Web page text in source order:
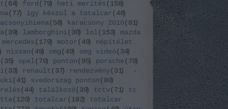
(64) ford (79) heti merítés(158)
(77) így készül a totalcar(48)
(58) karacsony 2010(81)
(39) lamborghini(30) lol(153)
mazda
mercedes(179) motor(49)
népítélet
nissan(49) omg(49) omg videó(34)
(35) opel(70) ponton(95) porsche(70)
(33) renault(37) rendezvény(31)
(41) svedorszag ponton(80)
(44) találkozó(39) tctv(71)
tc
(120) totalcar(182)
totalcar